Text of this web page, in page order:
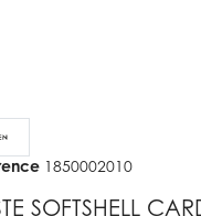
1850002010
SOFTSHELL